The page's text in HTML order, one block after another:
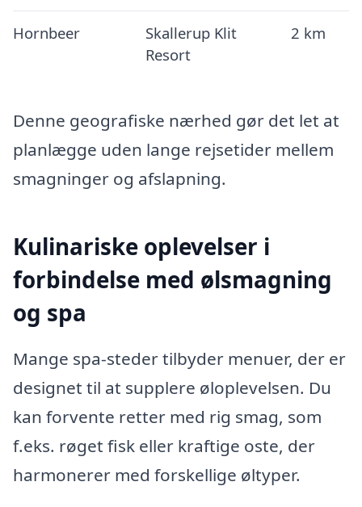
Hornbeer
Skallerup Klit
Resort
2 km
Denne geografiske nærhed gør det let at
planlægge uden lange rejsetider mellem
smagninger og afslapning.
Kulinariske oplevelser i
forbindelse med ølsmagning
og spa
Mange spa-steder tilbyder menuer, der er
designet til at supplere øloplevelsen. Du
kan forvente retter med rig smag, som
f.eks. røget fisk eller kraftige oste, der
harmonerer med forskellige øltyper.